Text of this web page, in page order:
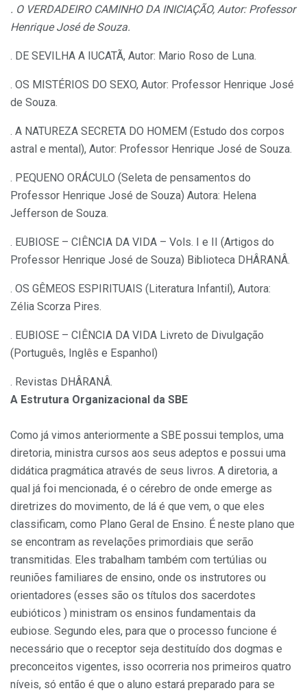
. O VERDADEIRO CAMINHO DA INICIAÇÃO, Autor: Professor
Henrique José de Souza.
. DE SEVILHA A IUCATÃ, Autor: Mario Roso de Luna.
. OS MISTÉRIOS DO SEXO, Autor: Professor Henrique José
de Souza.
. A NATUREZA SECRETA DO HOMEM (Estudo dos corpos
astral e mental), Autor: Professor Henrique José de Souza.
. PEQUENO ORÁCULO (Seleta de pensamentos do
Professor Henrique José de Souza) Autora: Helena
Jefferson de Souza.
. EUBIOSE – CIÊNCIA DA VIDA – Vols. I e II (Artigos do
Professor Henrique José de Souza) Biblioteca DHÂRANÂ.
. OS GÊMEOS ESPIRITUAIS (Literatura Infantil), Autora:
Zélia Scorza Pires.
. EUBIOSE – CIÊNCIA DA VIDA Livreto de Divulgação
(Português, Inglês e Espanhol)
. Revistas DHÂRANÂ.
A Estrutura Organizacional da SBE
Como já vimos anteriormente a SBE possui templos, uma
diretoria, ministra cursos aos seus adeptos e possui uma
didática pragmática através de seus livros. A diretoria, a
qual já foi mencionada, é o cérebro de onde emerge as
diretrizes do movimento, de lá é que vem, o que eles
classificam, como Plano Geral de Ensino. É neste plano que
se encontram as revelações primordiais que serão
transmitidas. Eles trabalham também com tertúlias ou
reuniões familiares de ensino, onde os instrutores ou
orientadores (esses são os títulos dos sacerdotes
eubióticos ) ministram os ensinos fundamentais da
eubiose. Segundo eles, para que o processo funcione é
necessário que o receptor seja destituído dos dogmas e
preconceitos vigentes, isso ocorreria nos primeiros quatro
níveis, só então é que o aluno estará preparado para se